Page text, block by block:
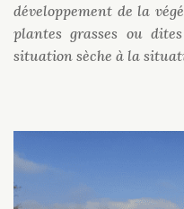
développement de la
plantes grasses ou
situation sèche à la